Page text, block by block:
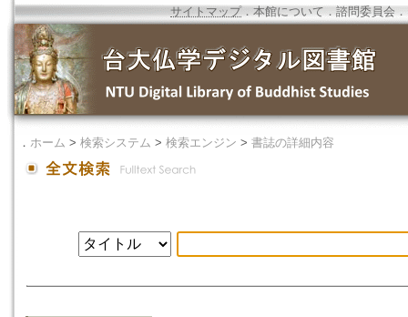
サイトマップ．本館について ． 諮問委員会 ．
． ホーム > 検索システム > 検索エンジン > 書誌の詳細内容